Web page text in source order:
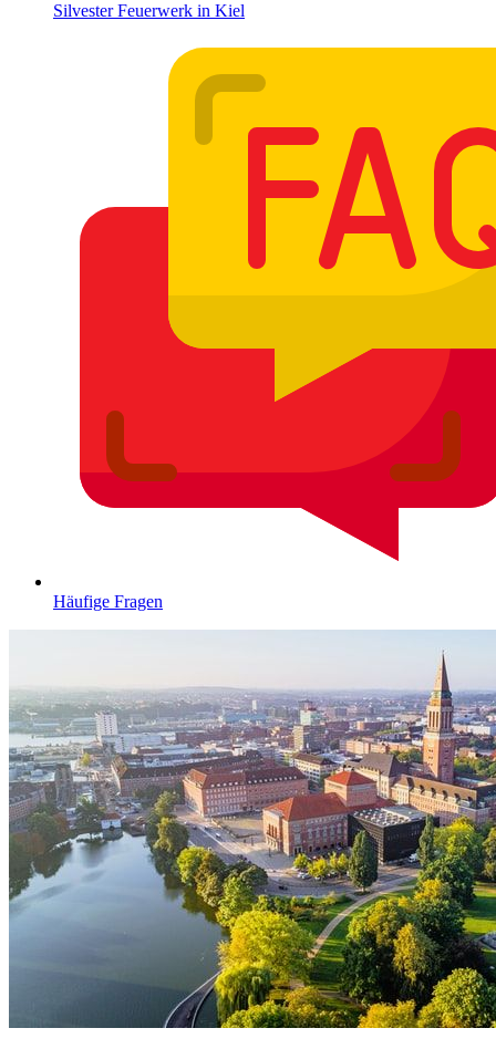
Silvester Feuerwerk in Kiel
Häufige Fragen